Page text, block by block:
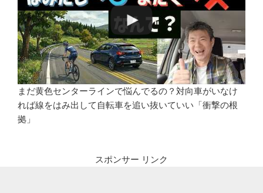
まだ黄色センターラインで悩んでるの？対向車がいなけ
れば線をはみ出して自転車を追い抜いていい「衝撃の根
拠」
スポンサー リンク